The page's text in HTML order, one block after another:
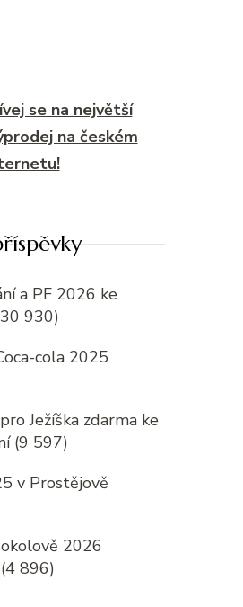
se na největší
na českém
a PF 2026 ke
930)
cola 2025
Ježíška zdarma ke
(9 597)
v Prostějově
2026
(4 896)